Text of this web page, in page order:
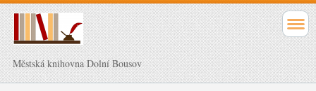
Městská knihovna Dolní Bousov